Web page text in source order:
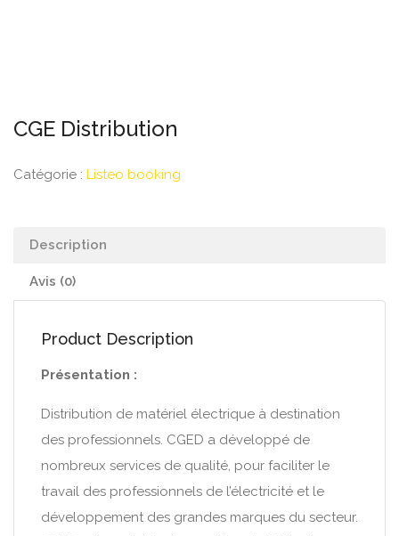
CGE Distribution
Catégorie : Listeo booking
Description
Avis (0)
Product Description
Présentation :
Distribution de matériel électrique à destination
des professionnels. CGED a développé de
nombreux services de qualité, pour faciliter le
travail des professionnels de l’électricité et le
développement des grandes marques du secteur.